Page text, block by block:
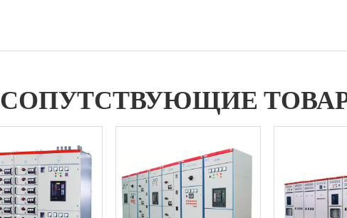
СОПУТСТВУЮЩИЕ